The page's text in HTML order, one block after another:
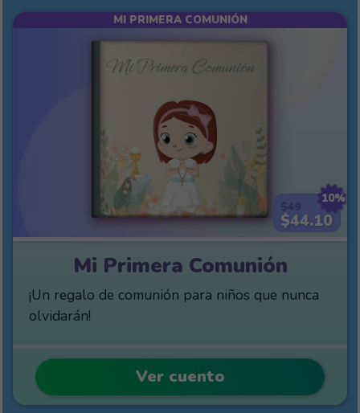
10%
$44.10
MI PRIMERA COMUNIÓN
Mi Primera Comunión
¡Un regalo de comunión para niños que nunca
olvidarán!
Ver cuento